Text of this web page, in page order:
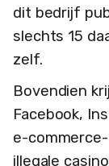
dit bedrijf
slechts 15
zelf.
Bovendien
Facebook,
e-
illegale